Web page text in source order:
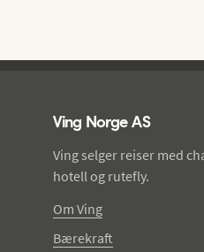
Ving Norge AS
Ving selger reiser med
hotell og rutefly.
Om Ving
Bærekraft